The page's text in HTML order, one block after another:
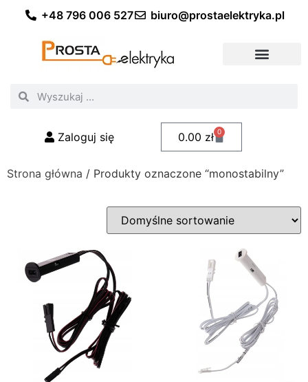
+48 796 006 527 biuro@prostaelektryka.pl
Zaloguj się 0.00 zł 0
Strona główna / Produkty oznaczone “monostabilny”